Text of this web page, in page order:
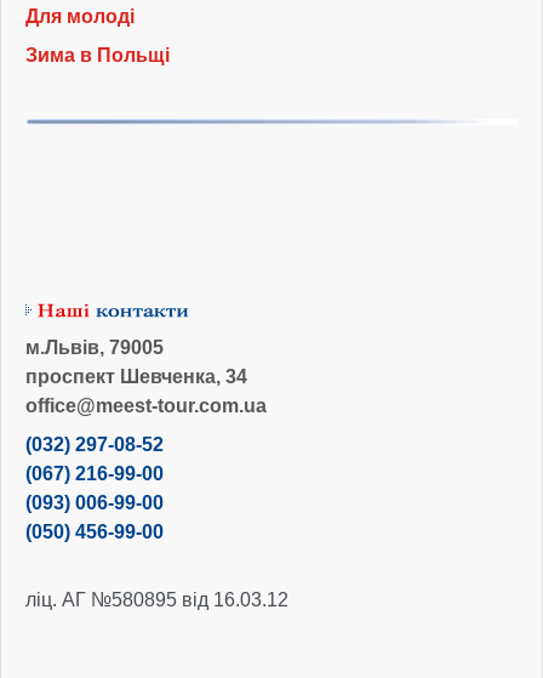
Для молоді
Зима в Польщі
м.Львів, 79005
проспект Шевченка, 34
office@meest-tour.com.ua
(032) 297-08-52
(067) 216-99-00
(093) 006-99-00
(050) 456-99-00
ліц. АГ №580895 від 16.03.12